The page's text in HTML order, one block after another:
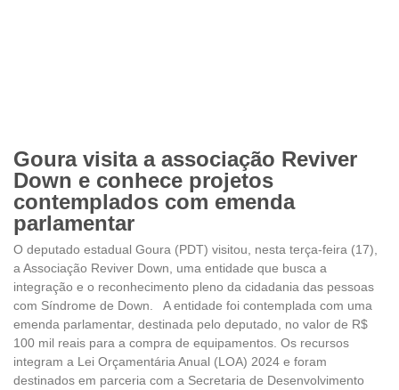
Goura visita a associação Reviver
Down e conhece projetos
contemplados com emenda
parlamentar
O deputado estadual Goura (PDT) visitou, nesta terça-feira (17),
a Associação Reviver Down, uma entidade que busca a
integração e o reconhecimento pleno da cidadania das pessoas
com Síndrome de Down. A entidade foi contemplada com uma
emenda parlamentar, destinada pelo deputado, no valor de R$
100 mil reais para a compra de equipamentos. Os recursos
integram a Lei Orçamentária Anual (LOA) 2024 e foram
destinados em parceria com a Secretaria de Desenvolvimento